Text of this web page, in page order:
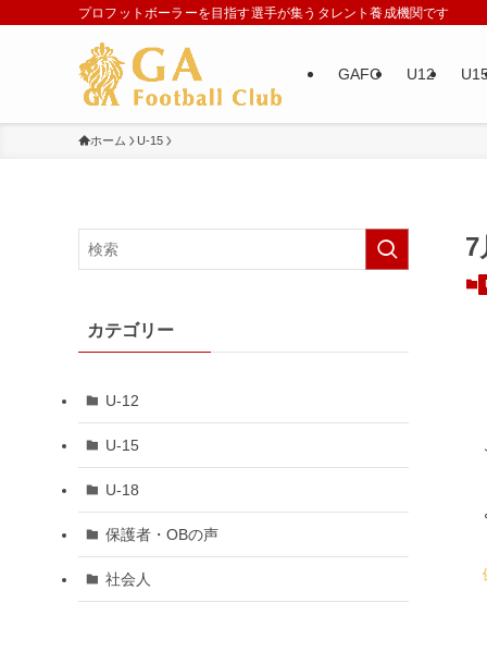
プロフットボーラーを目指す選手が集うタレント養成機関です
GAFC U12
ホーム U-15
7
カテゴリー
U-12
U-15
U-18
保護者・OBの声
社会人